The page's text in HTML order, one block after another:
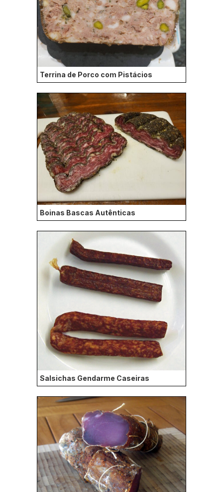
Terrina de Porco com Pistácios
Boinas Bascas Autênticas
Salsichas Gendarme Caseiras